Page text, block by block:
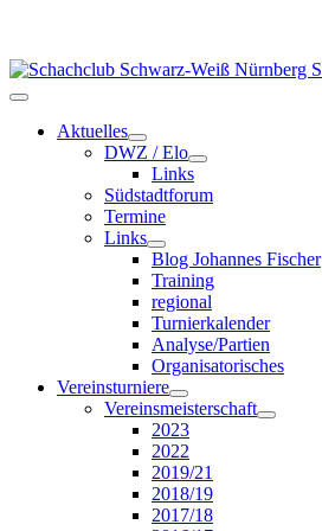
Aktuelles
DWZ / Elo
Links
Südstadtforum
Termine
Links
Blog Johannes Fischer
Training
regional
Turnierkalender
Analyse/Partien
Organisatorisches
Vereinsturniere
Vereinsmeisterschaft
2023
2022
2019/21
2018/19
2017/18